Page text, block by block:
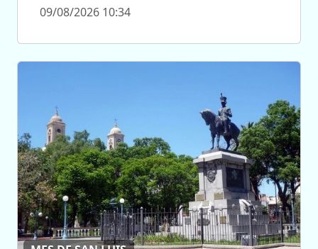
09/08/2026 10:34